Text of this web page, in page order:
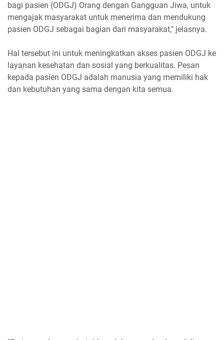
bagi pasien (ODGJ) Orang dengan Gangguan Jiwa, untuk
mengajak masyarakat untuk menerima dan mendukung
pasien ODGJ sebagai bagian dari masyarakat," jelasnya.
Hal tersebut ini untuk meningkatkan akses pasien ODGJ ke
layanan kesehatan dan sosial yang berkualitas. Pesan
kepada pasien ODGJ adalah manusia yang memiliki hak
dan kebutuhan yang sama dengan kita semua.